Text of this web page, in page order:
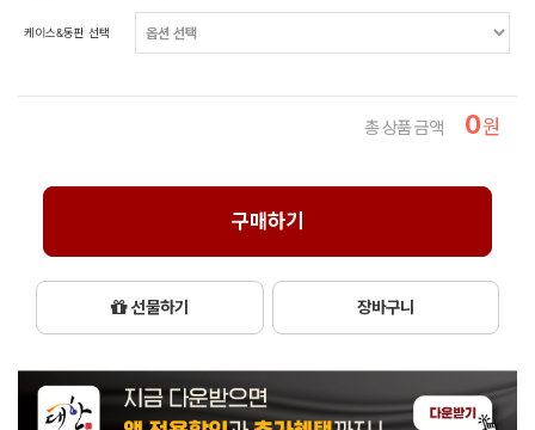
케이스&동판 선택
총 상품 금액 0원
구매하기
선물하기 장바구니